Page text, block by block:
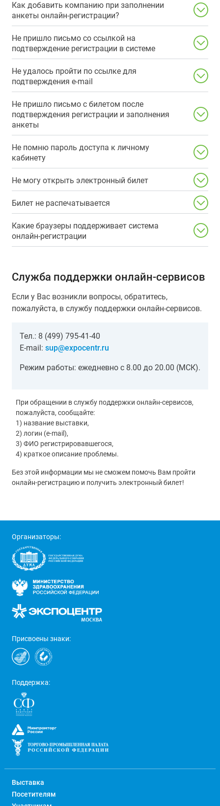
Как добавить компанию при заполнении
анкеты онлайн-регистрации?
Не пришло письмо со ссылкой на
подтверждение регистрации в системе
Не удалось пройти по ссылке для
подтверждения e-mail
Не пришло письмо с билетом после
подтверждения регистрации и заполнения
анкеты
Не помню пароль доступа к личному
кабинету
Не могу открыть электронный билет
Билет не распечатывается
Какие браузеры поддерживает система
онлайн-регистрации
Служба поддержки онлайн-сервисов
Если у Вас возникли вопросы, обратитесь,
пожалуйста, в службу поддержки онлайн-сервисов.
Тел.: 8 (499) 795-41-40
E-mail: sup@expocentr.ru
Режим работы: ежедневно с 8.00 до 20.00 (МСК).
При обращении в службу поддержки онлайн-сервисов,
пожалуйста, сообщайте:
1) название выставки,
2) логин (e-mail),
3) ФИО регистрировавшегося,
4) краткое описание проблемы.
Без этой информации мы не сможем помочь Вам пройти
онлайн-регистрацию и получить электронный билет!
Организаторы:
Присвоены знаки:
Поддержка:
Выставка
Посетителям